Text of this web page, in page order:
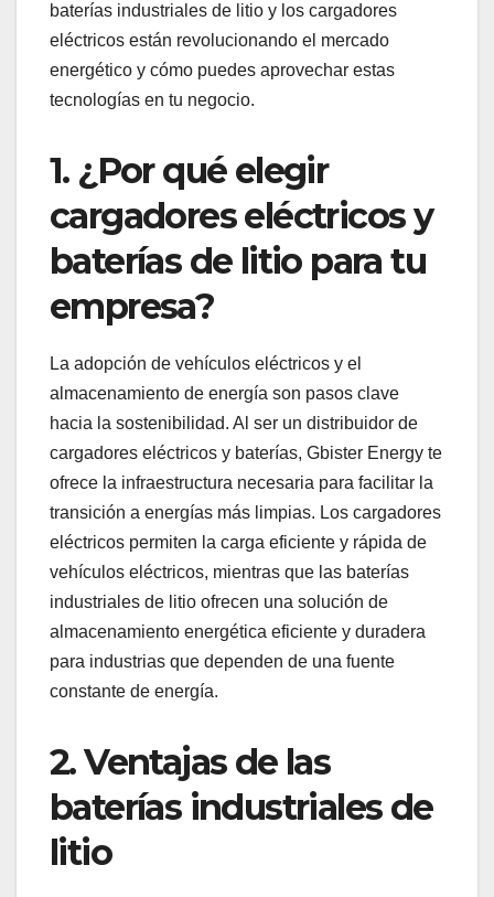
baterías industriales de litio y los cargadores
eléctricos están revolucionando el mercado
energético y cómo puedes aprovechar estas
tecnologías en tu negocio.
1. ¿Por qué elegir
cargadores eléctricos y
baterías de litio para tu
empresa?
La adopción de vehículos eléctricos y el
almacenamiento de energía son pasos clave
hacia la sostenibilidad. Al ser un distribuidor de
cargadores eléctricos y baterías, Gbister Energy te
ofrece la infraestructura necesaria para facilitar la
transición a energías más limpias. Los cargadores
eléctricos permiten la carga eficiente y rápida de
vehículos eléctricos, mientras que las baterías
industriales de litio ofrecen una solución de
almacenamiento energética eficiente y duradera
para industrias que dependen de una fuente
constante de energía.
2.Ventajas de las
baterías industriales de
litio